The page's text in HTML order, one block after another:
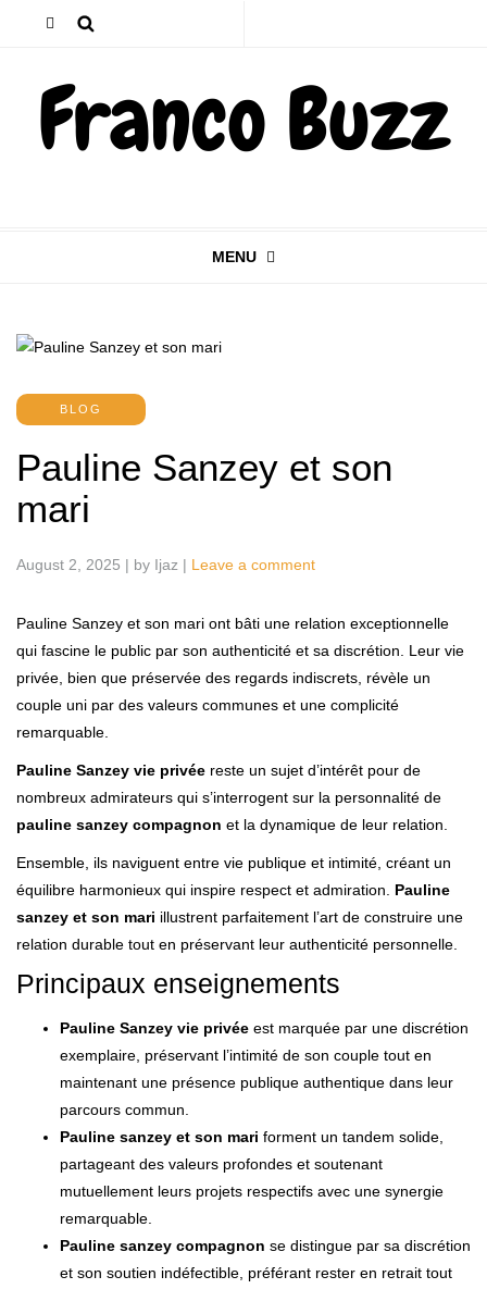
MENU
BLOG
Pauline Sanzey et son
mari
August 2, 2025 | by Ijaz | Leave a comment
Pauline Sanzey et son mari ont bâti une relation exceptionnelle
qui fascine le public par son authenticité et sa discrétion. Leur vie
privée, bien que préservée des regards indiscrets, révèle un
couple uni par des valeurs communes et une complicité
remarquable.
Pauline Sanzey vie privée reste un sujet d’intérêt pour de
nombreux admirateurs qui s’interrogent sur la personnalité de
pauline sanzey compagnon et la dynamique de leur relation.
Ensemble, ils naviguent entre vie publique et intimité, créant un
équilibre harmonieux qui inspire respect et admiration. Pauline
sanzey et son mari illustrent parfaitement l’art de construire une
relation durable tout en préservant leur authenticité personnelle.
Principaux enseignements
Pauline Sanzey vie privée est marquée par une discrétion
exemplaire, préservant l’intimité de son couple tout en
maintenant une présence publique authentique dans leur
parcours commun.
Pauline sanzey et son mari forment un tandem solide,
partageant des valeurs profondes et soutenant
mutuellement leurs projets respectifs avec une synergie
remarquable.
Pauline sanzey compagnon se distingue par sa discrétion
et son soutien indéfectible, préférant rester en retrait tout